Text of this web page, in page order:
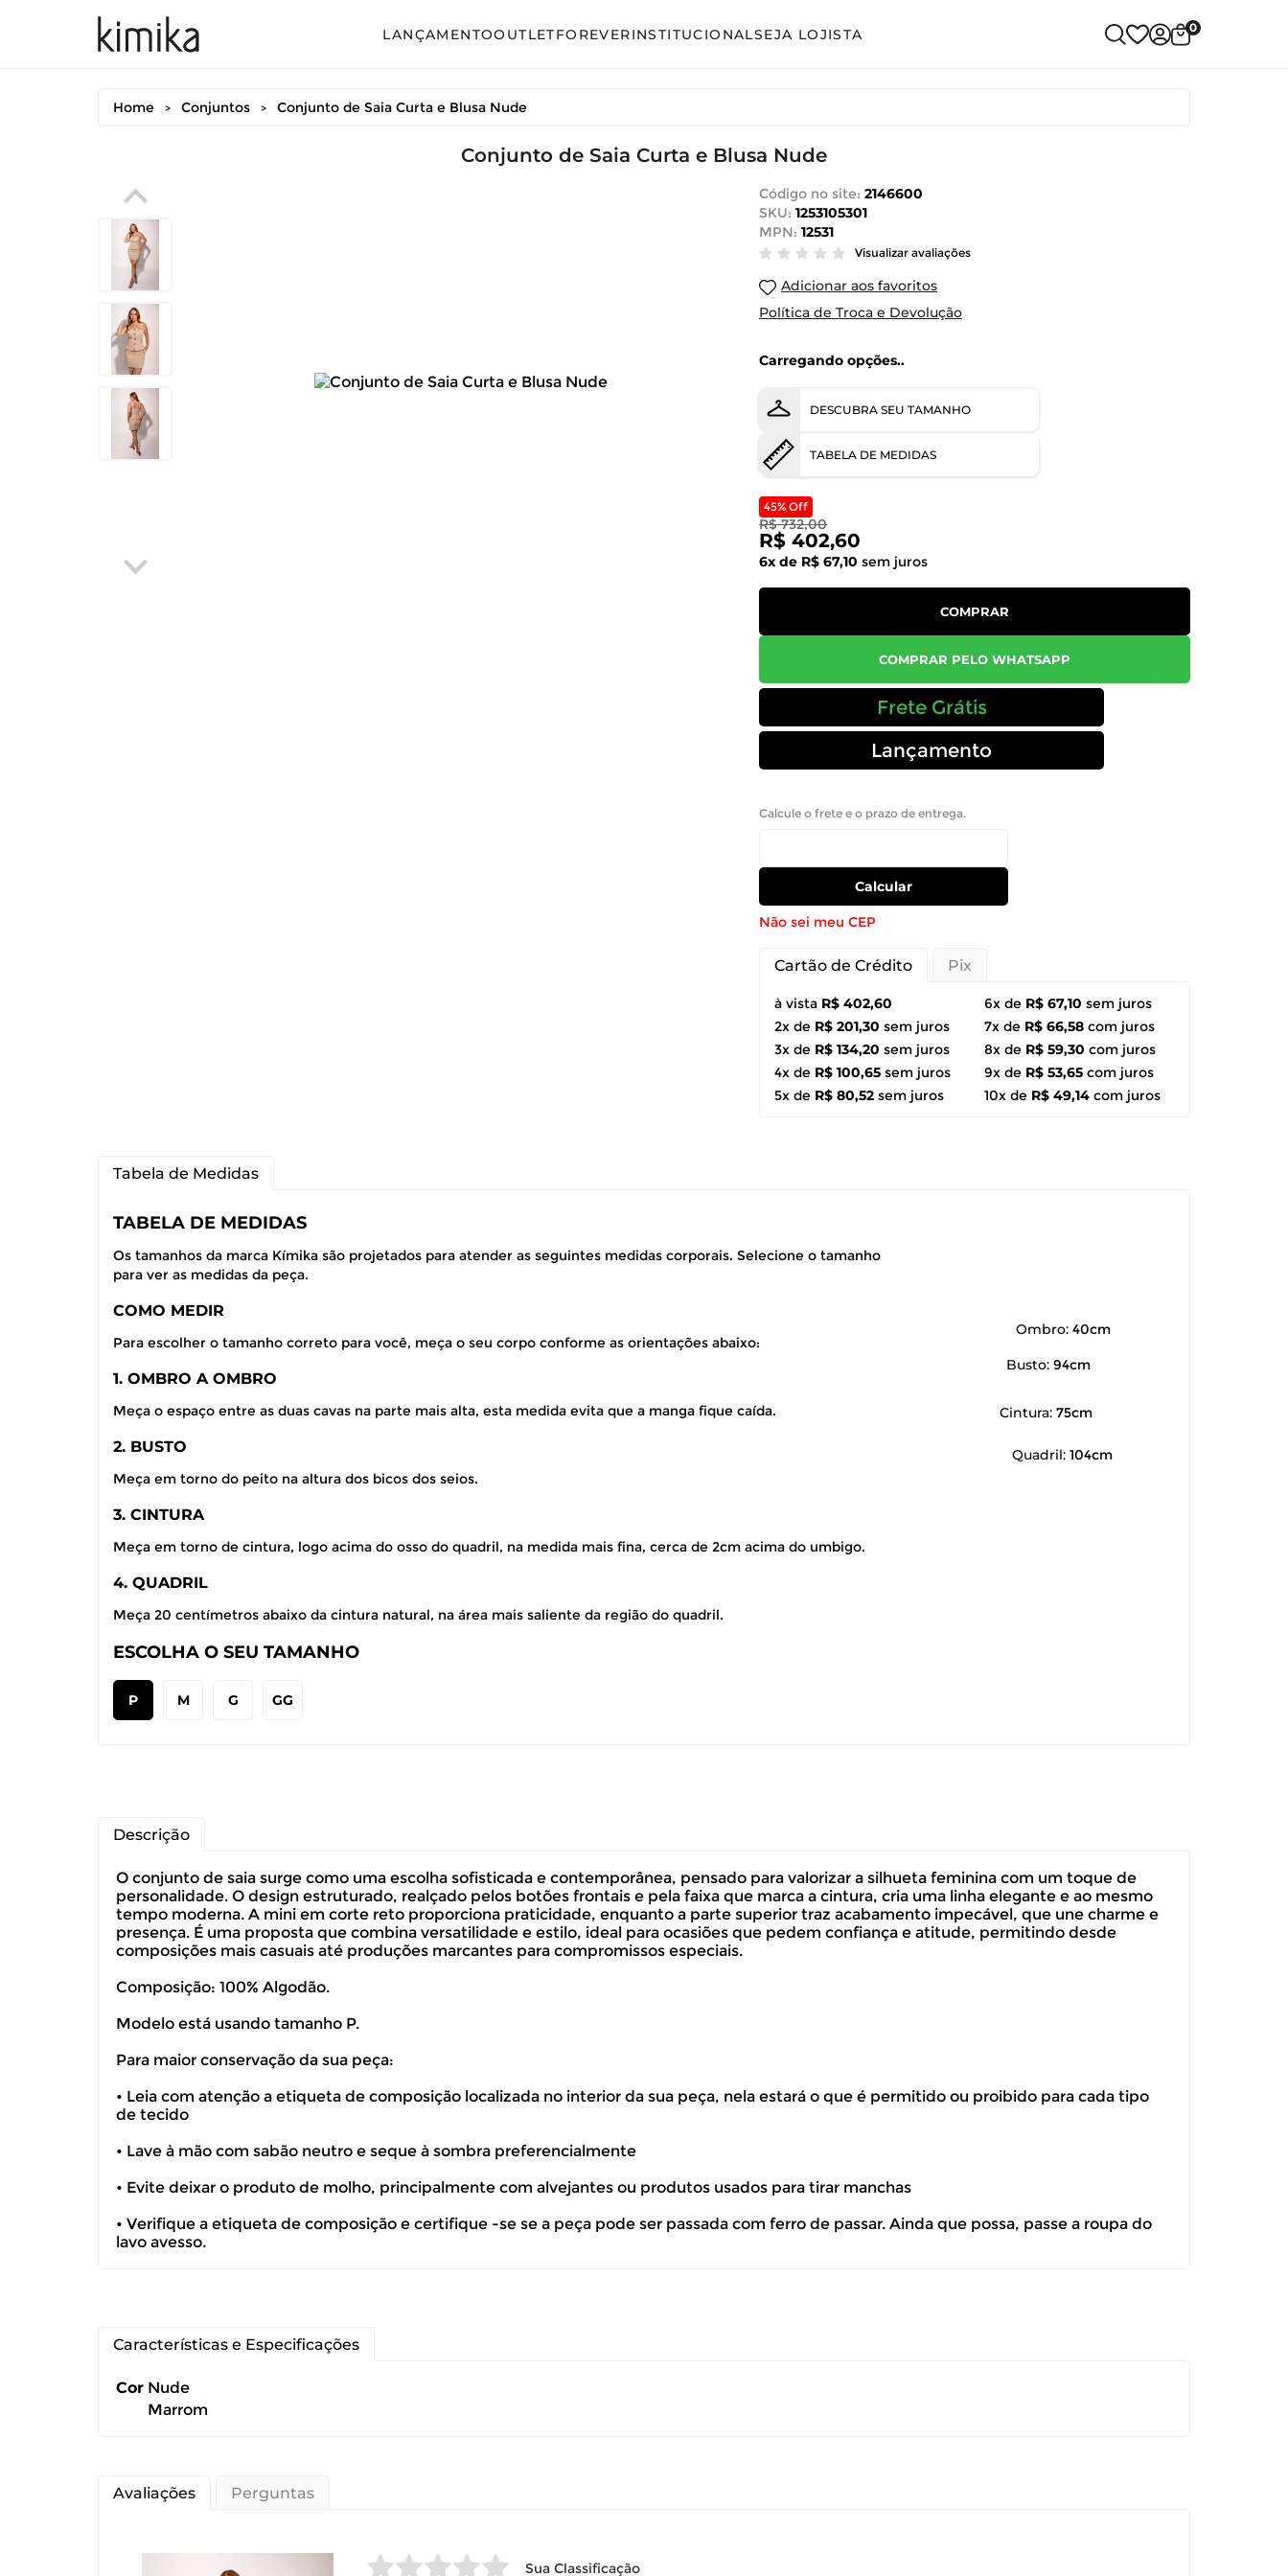
Você possui até 07 dias corridos, após o recebimento do produto, para solicitar a troca ou
LANÇAMENTO
Conjunto Calça
Conjunto Saia
OUTLET
Conjunto Calça
Conjunto Saia
FOREVERINSTITUCIONALSEJA LOJISTA 0
Home > Conjuntos > Conjunto de Saia Curta e Blusa Nude
Conjunto de Saia Curta e Blusa Nude
Código no site: 2146600
SKU: 1253105301
MPN: 12531
Visualizar avaliações
Adicionar aos favoritos
Política de Troca e Devolução
Carregando opções..
DESCUBRA SEU TAMANHO
TABELA DE MEDIDAS
45% Off
R$ 732,00
R$ 402,60
6x de R$ 67,10 sem juros
COMPRAR
COMPRAR PELO WHATSAPP
Frete Grátis
Lançamento
Calcule o frete e o prazo de entrega.
Calcular
Não sei meu CEP
Cartão de Crédito Pix
à vista R$ 402,60
2x de R$ 201,30 sem juros
3x de R$ 134,20 sem juros
4x de R$ 100,65 sem juros
5x de R$ 80,52 sem juros
6x de R$ 67,10 sem juros
7x de R$ 66,58 com juros
8x de R$ 59,30 com juros
9x de R$ 53,65 com juros
10x de R$ 49,14 com juros
Tabela de Medidas
TABELA DE MEDIDAS
Os tamanhos da marca Kímika são projetados para atender as seguintes medidas corporais. Selecione o tamanho
para ver as medidas da peça.
COMO MEDIR
Para escolher o tamanho correto para você, meça o seu corpo conforme as orientações abaixo:
1. OMBRO A OMBRO
Meça o espaço entre as duas cavas na parte mais alta, esta medida evita que a manga fique caída.
2. BUSTO
Meça em torno do peito na altura dos bicos dos seios.
3. CINTURA
Meça em torno de cintura, logo acima do osso do quadril, na medida mais fina, cerca de 2cm acima do umbigo.
4. QUADRIL
Meça 20 centímetros abaixo da cintura natural, na área mais saliente da região do quadril.
ESCOLHA O SEU TAMANHO
P M G GG
Ombro: 40cm
Busto: 94cm
Cintura: 75cm
Quadril: 104cm
Descrição
O conjunto de saia surge como uma escolha sofisticada e contemporânea, pensado para valorizar a silhueta feminina com um toque de
personalidade. O design estruturado, realçado pelos botões frontais e pela faixa que marca a cintura, cria uma linha elegante e ao mesmo
tempo moderna. A mini em corte reto proporciona praticidade, enquanto a parte superior traz acabamento impecável, que une charme e
presença. É uma proposta que combina versatilidade e estilo, ideal para ocasiões que pedem confiança e atitude, permitindo desde
composições mais casuais até produções marcantes para compromissos especiais.
Composição: 100% Algodão.
Modelo está usando tamanho P.
Para maior conservação da sua peça:
• Leia com atenção a etiqueta de composição localizada no interior da sua peça, nela estará o que é permitido ou proibido para cada tipo
de tecido
• Lave à mão com sabão neutro e seque à sombra preferencialmente
• Evite deixar o produto de molho, principalmente com alvejantes ou produtos usados para tirar manchas
• Verifique a etiqueta de composição e certifique -se se a peça pode ser passada com ferro de passar. Ainda que possa, passe a roupa do
lavo avesso.
Características e Especificações
Cor Nude
Marrom
Avaliações Perguntas
Sua Classificação